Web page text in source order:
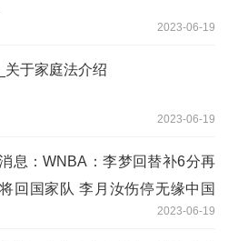
2023-06-19
关于家庭法介绍
2023-06-19
息：WNBA：李梦回替补6分再
回国家队 李月汝伤停无缘中国
2023-06-19